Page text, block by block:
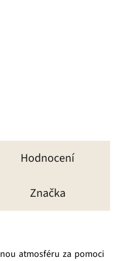
Hodnocení
Značka
atmosféru za pomoci